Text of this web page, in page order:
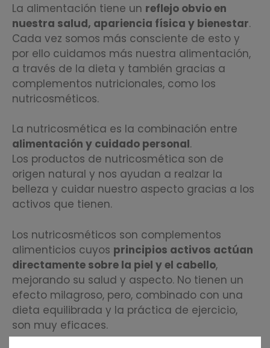
La alimentación tiene un reflejo obvio en
nuestra salud, apariencia física y bienestar.
Cada vez somos más consciente de esto y
por ello cuidamos más nuestra alimentación,
a través de la dieta y también gracias a
complementos nutricionales, como los
nutricosméticos.
La nutricosmética es la combinación entre
alimentación y cuidado personal.
Los productos de nutricosmética son de
origen natural y nos ayudan a realzar la
belleza y cuidar nuestro aspecto gracias a los
activos que tienen.
Los nutricosméticos son complementos
alimenticios cuyos principios activos actúan
directamente sobre la piel y el cabello,
mejorando su salud y aspecto. No tienen un
efecto milagroso, pero, combinado con una
dieta equilibrada y la práctica de ejercicio,
son muy eficaces.